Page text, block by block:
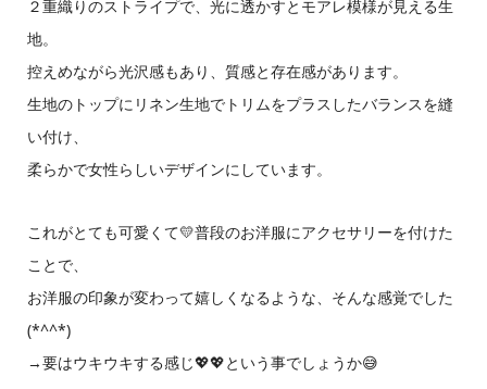
２重織りのストライプで、光に透かすとモアレ模様が見える生
地。
控えめながら光沢感もあり、質感と存在感があります。
生地のトップにリネン生地でトリムをプラスしたバランスを縫
い付け、
柔らかで女性らしいデザインにしています。
これがとても可愛くて💛普段のお洋服にアクセサリーを付けた
ことで、
お洋服の印象が変わって嬉しくなるような、そんな感覚でした
(*^^*)
→要はウキウキする感じ💖💖という事でしょうか😅